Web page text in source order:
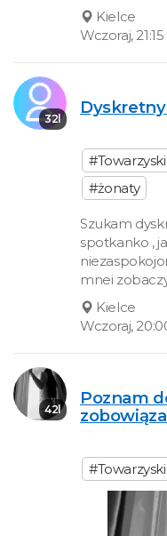
Kielce
Wczoraj, 21:15
32l
#żonaty
Szukam
spotkanko ,
mnei
Kielce
Wczoraj,
42l
Poznam